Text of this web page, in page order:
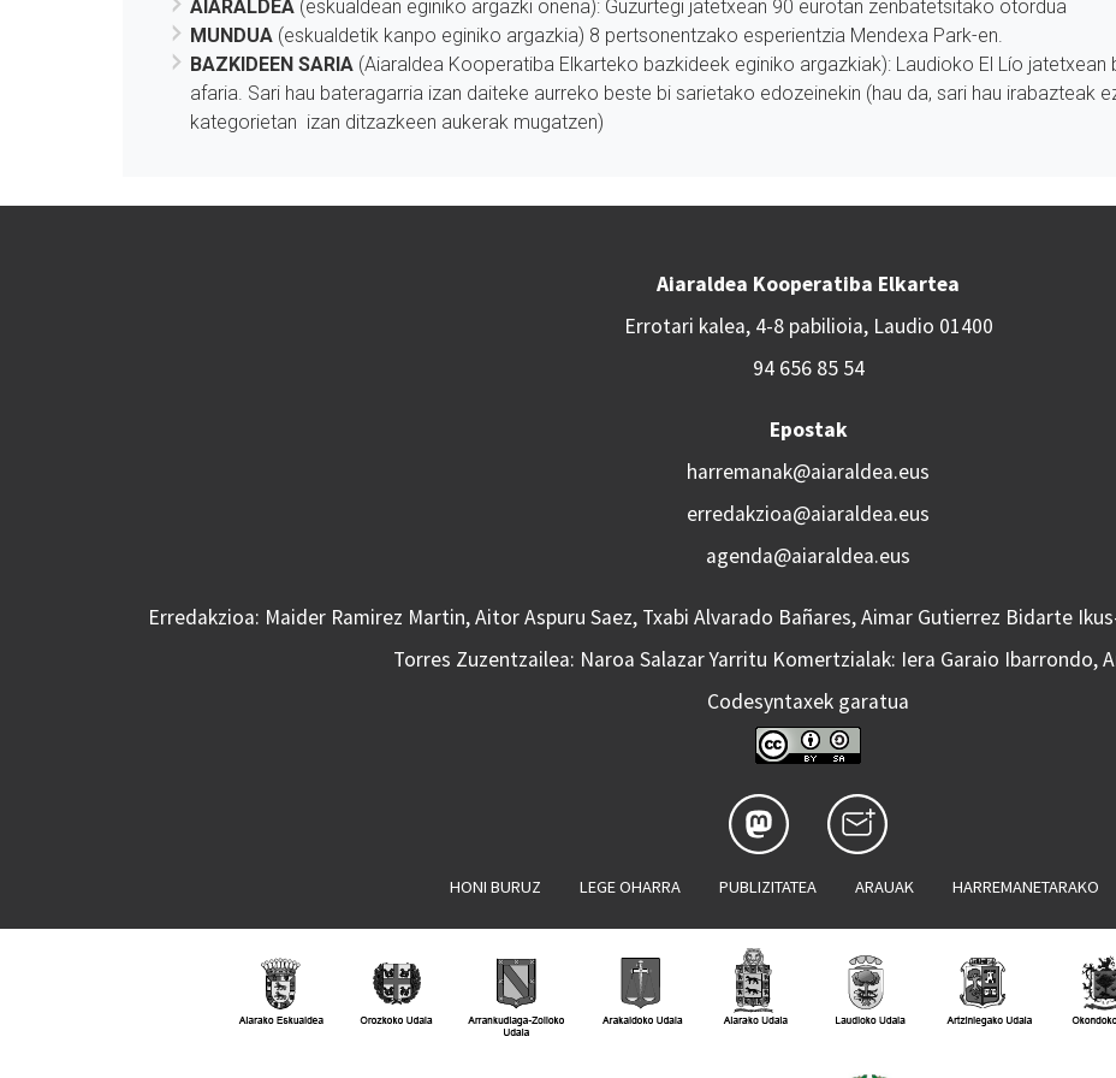
AIARALDEA (eskualdean eginiko argazki onena): Guzurtegi jatetxean 90 eurotan zenbatetsitako otordua
MUNDUA (eskualdetik kanpo eginiko argazkia) 8 pertsonentzako esperientzia Mendexa Park-en.
BAZKIDEEN SARIA (Aiaraldea Kooperatiba Elkarteko bazkideek eginiko argazkiak): Laudioko El Lío
afaria. Sari hau bateragarria izan daiteke aurreko beste bi sarietako edozeinekin (hau da, sari hau irabazteak
kategorietan izan ditzazkeen aukerak mugatzen)
Aiaraldea Kooperatiba Elkartea
Errotari kalea, 4-8 pabilioia, Laudio 01400
94 656 85 54
Epostak
harremanak@aiaraldea.eus
erredakzioa@aiaraldea.eus
agenda@aiaraldea.eus
Erredakzioa: Maider Ramirez Martin, Aitor Aspuru Saez, Txabi Alvarado Bañares, Aimar Gutierrez Bidarte
Torres Zuzentzailea: Naroa Salazar Yarritu Komertzialak: Iera Garaio Ibarrondo,
Codesyntaxek garatua
HONI BURUZ LEGE OHARRA PUBLIZITATEA ARAUAK HARREMANETARAKO